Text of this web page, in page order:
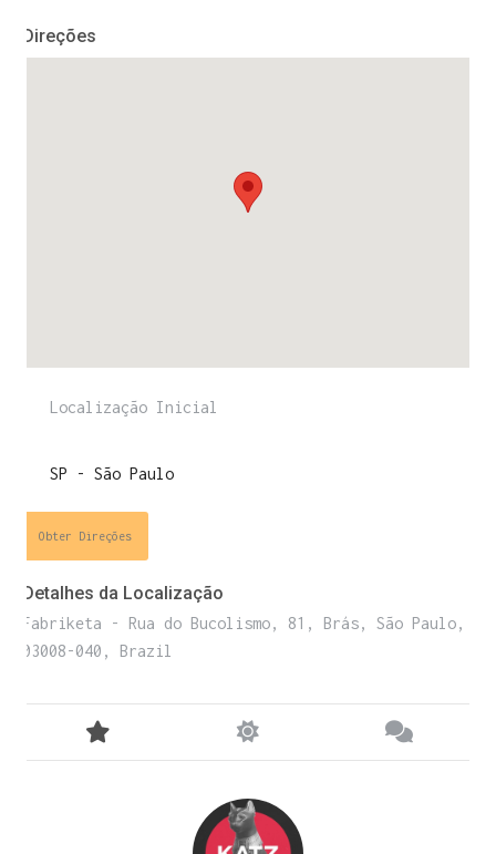
Direções
Obter Direções
Detalhes da Localização
Fabriketa - Rua do Bucolismo, 81, Brás, São Paulo,
03008-040, Brazil
E receba códigos promocionais para festas, free